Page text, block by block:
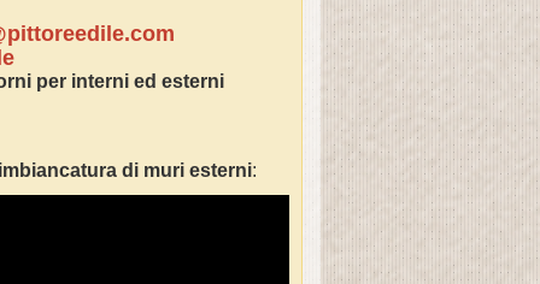
per interni ed esterni
atura di muri esterni: